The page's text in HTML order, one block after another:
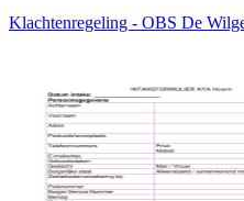
Klachtenregeling - OBS De